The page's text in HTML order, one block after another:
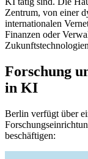
Zentrum, von einer
internationalen
Finanzen oder
Forschung
in KI
Berlin verfügt über
beschäftigen: